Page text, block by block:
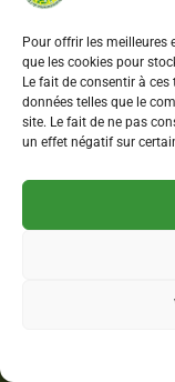
Pour offrir les meilleures
que les cookies pour
Le fait de consentir à
données telles que le
site. Le fait de ne pas
un effet négatif sur